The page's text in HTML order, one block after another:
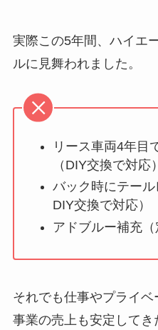
実際この5年間、ハイエ
ルに見舞われました。
リース車両4年目
（DIY交換で対応）
バック時にテー
DIY交換で対応）
アドブルー補充（
それでも仕事やプライベ
事業の売上も安定して